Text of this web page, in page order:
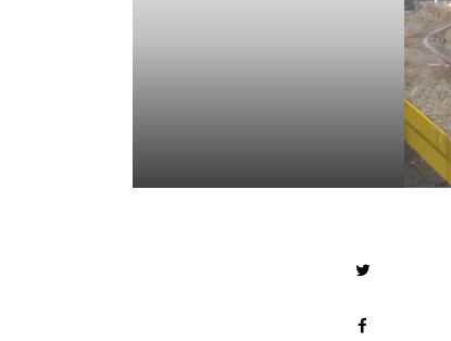
TWITTER
FACEBOOK